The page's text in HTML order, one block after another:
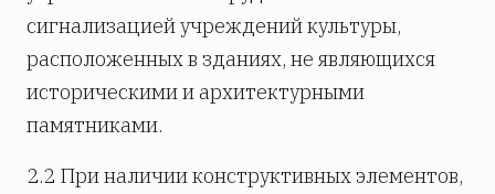
сигнализацией учреждений культуры,
расположенных в зданиях, не являющихся
историческими и архитектурными
памятниками.
2.2 При наличии конструктивных элементов,